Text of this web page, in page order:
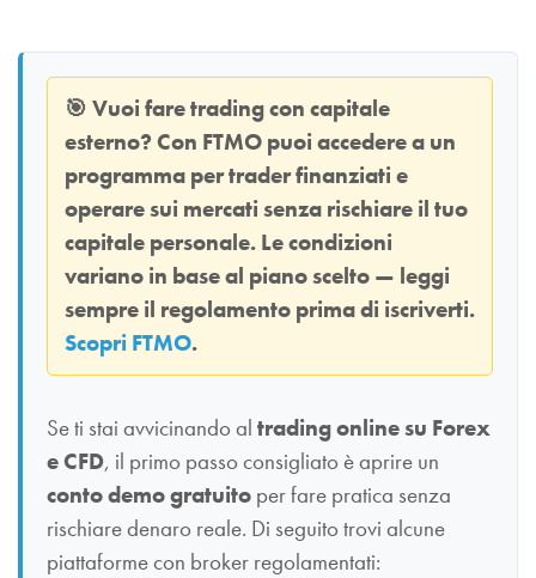
🎯 Vuoi fare trading con capitale
esterno? Con FTMO puoi accedere a un
programma per trader finanziati e
operare sui mercati senza rischiare il tuo
capitale personale. Le condizioni
variano in base al piano scelto — leggi
sempre il regolamento prima di iscriverti.
Scopri FTMO.
Se ti stai avvicinando al trading online su Forex
e CFD, il primo passo consigliato è aprire un
conto demo gratuito per fare pratica senza
rischiare denaro reale. Di seguito trovi alcune
piattaforme con broker regolamentati: